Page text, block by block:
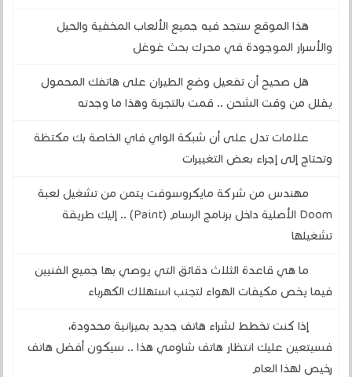
هذا الموقع ستجد فيه جميع الألعاب المخفية والحيل
والأسرار الموجودة في محرك بحث غوغل
هل صحيح أن تفعيل وضع الطيران على هاتفك المحمول
يقلل من وقت الشحن .. قمت بالتجربة وهذا ما وجدته
علامات تدل على أن شبكة الواي فاي الخاصة بك مكتظة
وتحتاج إلى إجراء بعض التغييرات
مهندس من شركة مايكروسوفت يتمن من تشغيل لعبة
Doom الأصلية داخل برنامج الرسام (Paint) .. إليك طريقة
تشغيلها
ما هي قاعدة الثلاث دقائق التي يوصي بها جميع الفنيين
فيما يخص مكيفات الهواء لتجنب استهلاك الكهرباء
إذا كنت تخطط لشراء هاتف جديد بميزانية محدودة،
فسيتعين عليك انتظار هاتف شاومي هذا .. سيكون أفضل هاتف
رخيص لهذا العام